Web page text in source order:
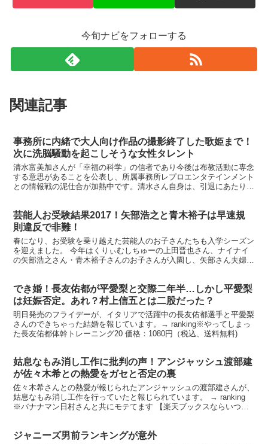
今旬ナビをフォローする
関連記事
事務所に内緒で大人向け作品の撮影終了した歌姫まで！
次に洗脳騒動を起こしそうな女性タレント
清水富美加さんが「幸福の科学」の信者であり今後は布教活動に専念
する意思があることを公表し、所属事務所レプロエンタテインメント
との情報戦の泥仕合が加熱中です。清水さん自身は、引退にあたり発
芸能人お受験結果2017！矢部浩之と青木裕子は早速規
則違反で非難！
春になり、お受験を乗り越えた芸能人のお子さんたちも入学シーズン
を迎えました。 今年はくりぃむしちゅーの上田晋也さん、ナイナイ
の矢部浩之さん・青木裕子さんのお子さんが入園し、矢部さん夫婦が
でき婚！長友佑都が平愛梨と交際二年半…しかし平愛梨
は妊娠否定。あれ？村上信五とは二股だった？
明日発売のフライデーが、イタリアで活躍中の長友佑都選手と平愛梨
さんのできちゃった結婚を報じています。→ ranking※やってしまっ
た長友佑都体幹トレーニング20 価格：1080円（税込、送料無料)
姑息なもみ消し工作に批判の声！アンジャッシュ渡部建
が佐々木希との熱愛をガセと否定の裏
佐々木希さんとの熱愛が報じられたアンジャッシュの渡部建さんが、
姑息なもみ消し工作を行っていたと報じられています。 → ranking
※バナナマン日村さんと共にモテてます 【楽天ブックスならいつで
ジャニーズ男前ランキングが意外